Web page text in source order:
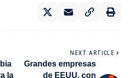
la
NEXT ARTICLE
Grandes empresas
de EEUU, con